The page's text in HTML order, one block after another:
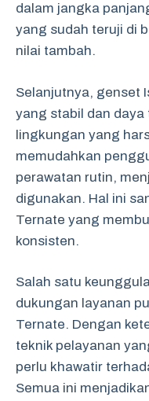
dalam jangka
yang sudah teruji di
nilai tambah.
Selanjutnya, genset
yang stabil dan
lingkungan yang
memudahkan
perawatan rutin,
digunakan. Hal ini
Ternate yang
konsisten.
Salah satu
dukungan layanan
Ternate. Dengan
teknik pelayanan
perlu khawatir
Semua ini